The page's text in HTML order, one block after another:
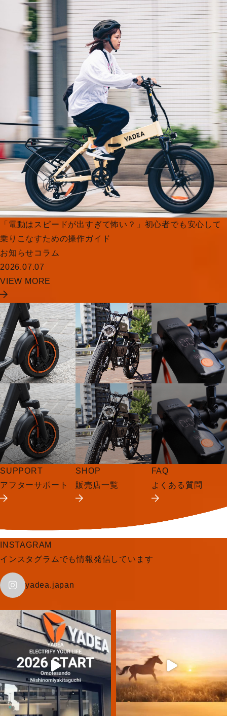
「電動はスピードが出すぎて怖い？」初心者でも安心して
乗りこなすための操作ガイド
お知らせコラム
2026.07.07
VIEW MORE
SUPPORT
アフターサポート
SHOP
販売店一覧
FAQ
よくある質問
INSTAGRAM
インスタグラムでも情報発信しています
yadea.japan